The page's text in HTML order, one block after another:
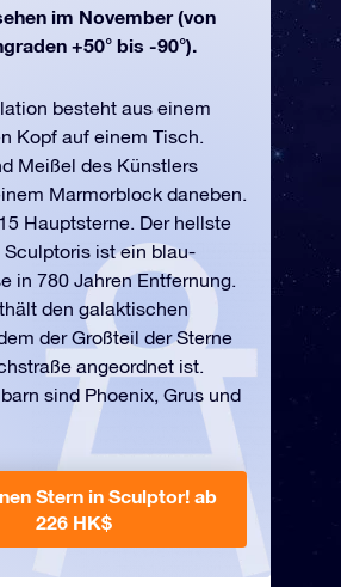
im November (von
+50° bis -90°).
besteht aus einem
Kopf auf einem Tisch.
Meißel des Künstlers
Marmorblock daneben.
Hauptsterne. Der hellste
Sculptoris ist ein blau-
in 780 Jahren Entfernung.
den galaktischen
der Großteil der Sterne
angeordnet ist.
sind Phoenix, Grus und
Stern in Sculptor! ab
226 HK$